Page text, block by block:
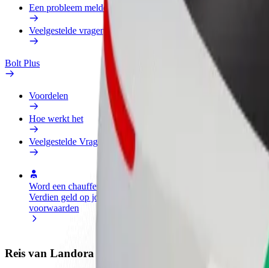
Een probleem melden
Veelgestelde vragen
Bolt Plus
Voordelen
Hoe werkt het
Veelgestelde Vragen
Word een chauffeur
Verdien geld op jouw
voorwaarden
Reis van Landora naar Reņķa dārzs